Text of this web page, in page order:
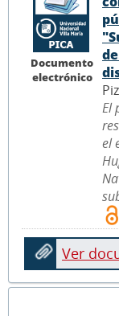
Documento
electrónico
El
el
Ver